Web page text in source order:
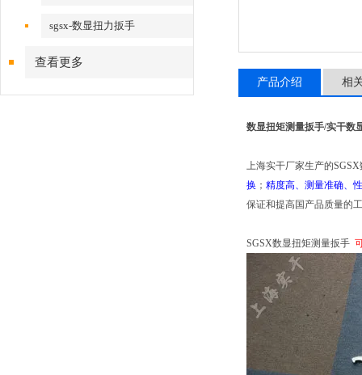
sgsx-数显扭力扳手
查看更多
产品介绍 相
数显扭矩测量扳手/实干数
上海实干厂家生产的
换 ； 精度高、测量准确、
保证和提高国产品质量的
SGSX数显扭矩测量扳手